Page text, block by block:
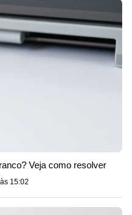
Veja como resolver
15:02